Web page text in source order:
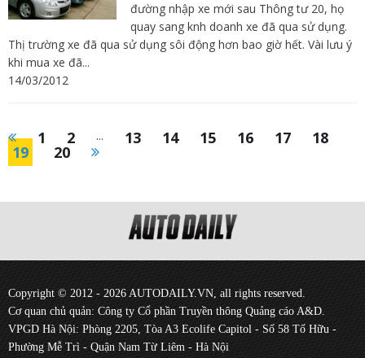
đường nhập xe mới sau Thông tư 20, họ
quay sang knh doanh xe đã qua sử dụng.
Thị trường xe đã qua sử dụng sôi động hơn bao giờ hết. Vài lưu ý
khi mua xe đã...
14/03/2012
1 2 ... 13 14 15 16 17 18
19 20
Copyright © 2012 - 2026 AUTODAILY.VN, all rights reserved.
Cơ quan chủ quản: Công ty Cổ phần Truyền thông Quảng cáo A&D.
VPGD Hà Nội: Phòng 2205, Tòa A3 Ecolife Capitol - Số 58 Tố Hữu -
Phường Mễ Trì - Quận Nam Từ Liêm - Hà Nội